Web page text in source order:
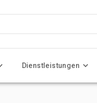
Dienstleistungen